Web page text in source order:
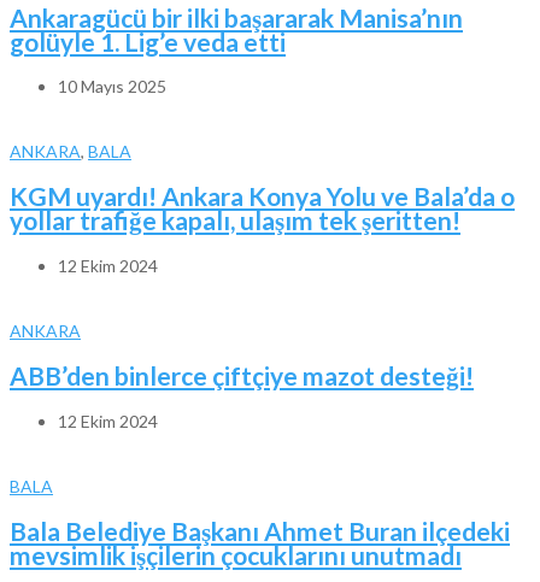
Ankaragücü bir ilki başararak Manisa’nın
golüyle 1. Lig’e veda etti
10 Mayıs 2025
ANKARA, BALA
KGM uyardı! Ankara Konya Yolu ve Bala’da o
yollar trafiğe kapalı, ulaşım tek şeritten!
12 Ekim 2024
ANKARA
ABB’den binlerce çiftçiye mazot desteği!
12 Ekim 2024
BALA
Bala Belediye Başkanı Ahmet Buran ilçedeki
mevsimlik işçilerin çocuklarını unutmadı